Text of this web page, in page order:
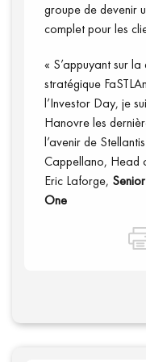
groupe de devenir
complet pour les
« S’appuyant sur
stratégique
l’Investor Day, je
Hanovre les
l’avenir de
Cappellano, Head
Eric Laforge,
One